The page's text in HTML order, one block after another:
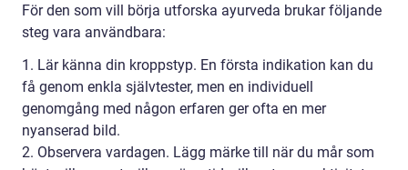
För den som vill börja utforska ayurveda brukar följande
steg vara användbara:
1. Lär känna din kroppstyp. En första indikation kan du
få genom enkla självtester, men en individuell
genomgång med någon erfaren ger ofta en mer
nyanserad bild.
2. Observera vardagen. Lägg märke till när du mår som